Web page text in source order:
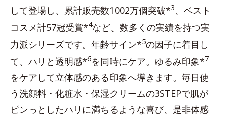
して登場し、累計販売数1002万個突破*3、ベスト
コスメ計57冠受賞*4など、数多くの実績を持つ実
力派シリーズです。年齢サイン*5の因子に着目し
て、ハリと透明感*6を同時にケア。ゆるみ印象*7
をケアして立体感のある印象へ導きます。毎日使
う洗顔料・化粧水・保湿クリームの3STEPで肌が
ピンっとしたハリに満ちるような喜び、是非体感